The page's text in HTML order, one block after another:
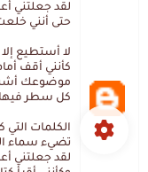
لقد جعلتني
حتى أنني خلعت
لا أستطيع
كأنني أقف
موضوعك أشبه
كل سطر فيها
الكلمات التي
تضيء سماء
لقد جعلتني